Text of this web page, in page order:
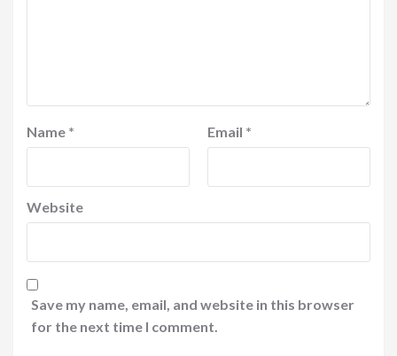
Name * Email *
Website
Save my name, email, and website in this browser
for the next time I comment.